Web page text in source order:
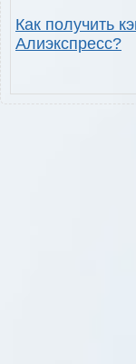
Как получить
Алиэкспресс?